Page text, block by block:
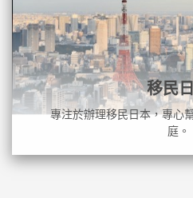
移民
專注於辦理移民日本，專心
庭。